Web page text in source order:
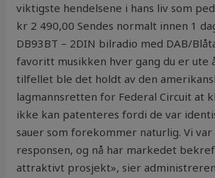
viktigste hendelsene i hans liv som
kr 2 490,00 Sendes normalt innen 1
DB93BT – 2DIN bilradio med DAB/
favoritt musikken hver gang du er ute
tilfellet ble det holdt av den
lagmannsretten for Federal Circuit at
ikke kan patenteres fordi de var
sauer som forekommer naturlig. Vi
responsen, og nå har markedet
attraktivt prosjekt», sier